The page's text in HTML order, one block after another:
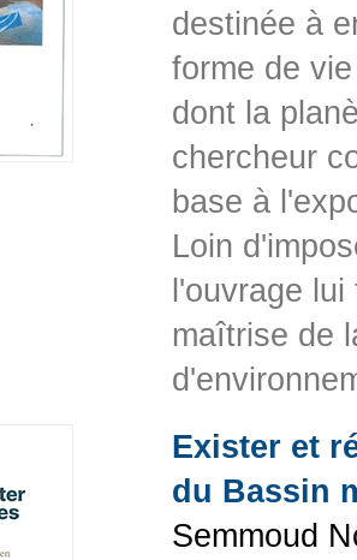
destinée à
forme de
dont la
chercheur
base à
Loin
l'ouvrage
maîtrise de
Exister et
du Bassin
Semmoud